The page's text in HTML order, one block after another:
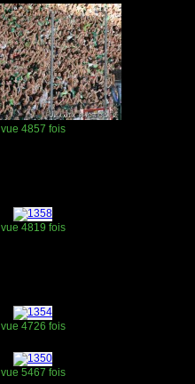
vue 4857 fois
vue 4819 fois
vue 4726 fois
vue 5467 fois